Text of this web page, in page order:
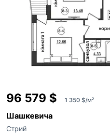
96 579 $ 1 350 $/м²
Шашкевича
Стрий